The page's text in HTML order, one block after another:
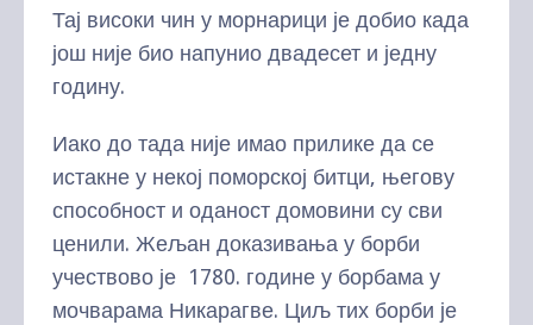
Тај високи чин у морнарици је добио када
још није био напунио двадесет и једну
годину.
Иако до тада није имао прилике да се
истакне у некој поморској битци, његову
способност и оданост домовини су сви
ценили. Жељан доказивања у борби
учествово је 1780. године у борбама у
мочварама Никарагве. Циљ тих борби је